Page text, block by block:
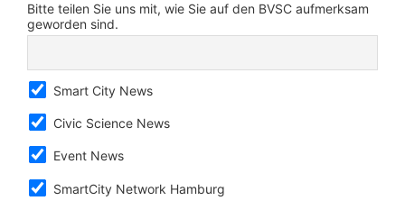
Bitte teilen Sie uns mit, wie Sie auf den BVSC aufmerksam
geworden sind.
Smart City News
Civic Science News
Event News
SmartCity Network Hamburg